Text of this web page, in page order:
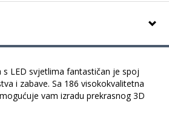
s LED svjetlima fantastičan je spoj
i zabave. Sa 186 visokokvalitetna
vam izradu prekrasnog 3D